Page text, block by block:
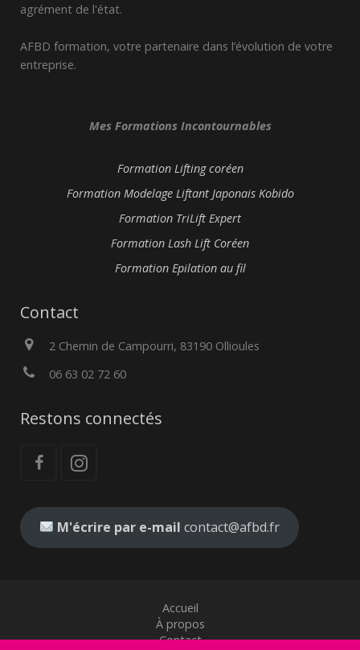
agrément de l'état.
AFBD formation, votre partenaire dans l’évolution de votre
entreprise.
Mes Formations Incontournables
Formation Lifting coréen
Formation Modelage Liftant Japonais Kobido
Formation TriLift Expert
Formation Lash Lift Coréen
Formation Epilation au fil
Contact
2 Chemin de Campourri, 83190 Ollioules
06 63 02 72 60
Restons connectés
M'écrire par e-mail contact@afbd.fr
Accueil
À propos
Contact